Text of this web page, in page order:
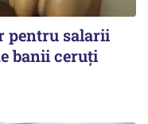
pentru salarii
banii ceruți